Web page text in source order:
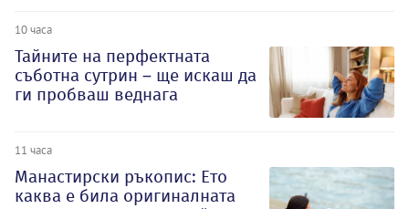
10 часа
Тайните на перфектната
съботна сутрин – ще искаш да
ги пробваш веднага
11 часа
Манастирски ръкопис: Ето
каква е била оригиналната